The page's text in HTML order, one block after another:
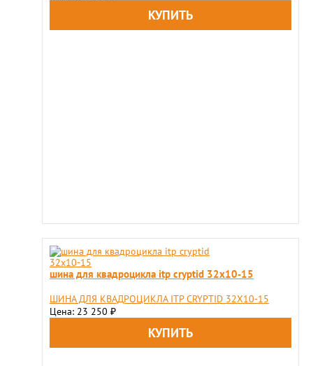
шина для квадроцикла itp cryptid 32x10-15
ШИНА ДЛЯ КВАДРОЦИКЛА ITP CRYPTID 32X10-15
Цена: 23 250 ₽